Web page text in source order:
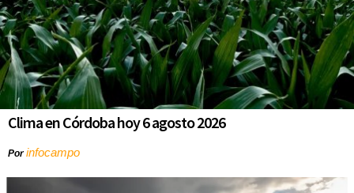
Clima en Córdoba hoy 6 agosto 2026
Porinfocampo